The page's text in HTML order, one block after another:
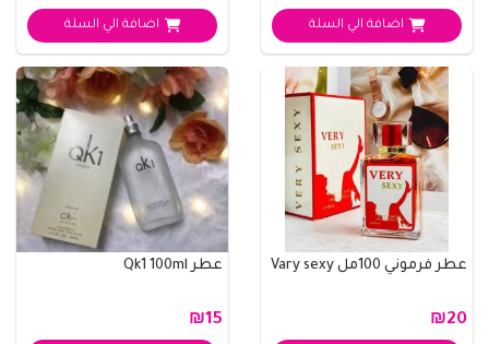
اضافة الي السلة اضافة الي السلة
عطر فرموني 100مل Vary sexy
₪20
عطر Qk1 100ml
₪15